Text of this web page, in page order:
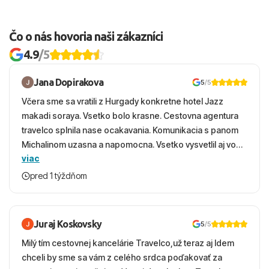
Čo o nás hovoria naši zákazníci
4.9/5
Jana Dopirakova 5/5
Včera sme sa vratili z Hurgady konkretne hotel Jazz
makadi soraya. Vsetko bolo krasne. Cestovna agentura
travelco splnila nase ocakavania. Komunikacia s panom
Michalinom uzasna a napomocna. Vsetko vysvetlil aj vo
vecernych hodinach zaco sa ospravedlnujem. Hotel
krasny, cisty. Sluzby top. Strava, prostredie, more,
viac
pred 1 týždňom
Juraj Koskovsky 5/5
Milý tím cestovnej kancelárie Travelco,už teraz aj Idem
chceli by sme sa vám z celého srdca poďakovať za